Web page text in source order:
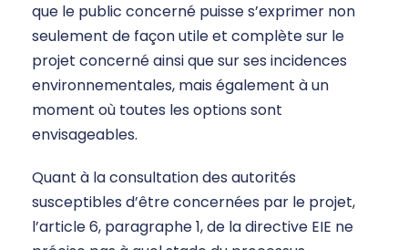
que le public concerné puisse s’exprimer non
seulement de façon utile et complète sur le
projet concerné ainsi que sur ses incidences
environnementales, mais également à un
moment où toutes les options sont
envisageables.
Quant à la consultation des autorités
susceptibles d’être concernées par le projet,
l’article 6, paragraphe 1, de la directive EIE ne